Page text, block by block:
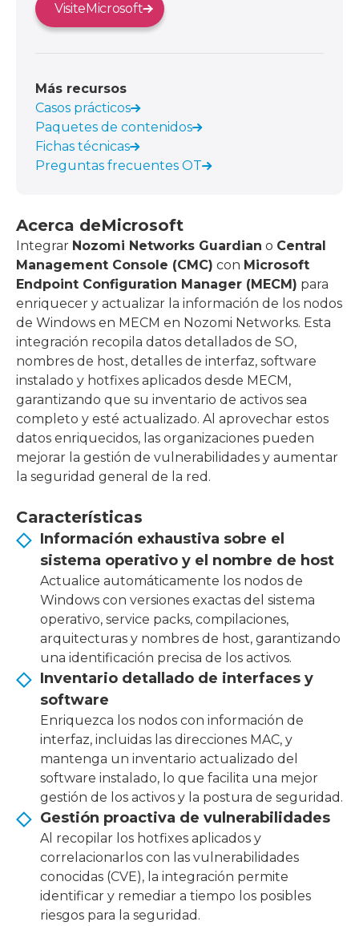
Acerca deMicrosoft
Integrar Nozomi Networks Guardian o Central
Management Console (CMC) con Microsoft
Endpoint Configuration Manager (MECM) para
enriquecer y actualizar la información de los nodos
de Windows en MECM en Nozomi Networks. Esta
integración recopila datos detallados de SO,
nombres de host, detalles de interfaz, software
instalado y hotfixes aplicados desde MECM,
garantizando que su inventario de activos sea
completo y esté actualizado. Al aprovechar estos
datos enriquecidos, las organizaciones pueden
mejorar la gestión de vulnerabilidades y aumentar
la seguridad general de la red.
Características
Información exhaustiva sobre el
sistema operativo y el nombre de host
Actualice automáticamente los nodos de
Windows con versiones exactas del sistema
operativo, service packs, compilaciones,
arquitecturas y nombres de host, garantizando
una identificación precisa de los activos.
Inventario detallado de interfaces y
software
Enriquezca los nodos con información de
interfaz, incluidas las direcciones MAC, y
mantenga un inventario actualizado del
software instalado, lo que facilita una mejor
gestión de los activos y la postura de seguridad.
Gestión proactiva de vulnerabilidades
Al recopilar los hotfixes aplicados y
correlacionarlos con las vulnerabilidades
conocidas (CVE), la integración permite
identificar y remediar a tiempo los posibles
riesgos para la seguridad.
VisiteMicrosoft
Más recursos
Casos prácticos
Paquetes de contenidos
Fichas técnicas
Preguntas frecuentes OT